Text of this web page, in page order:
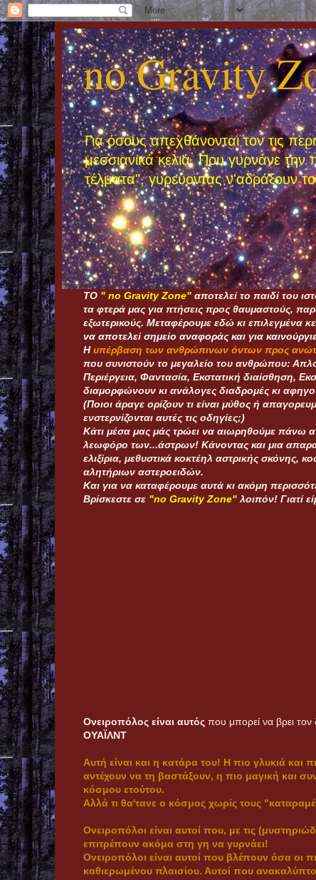
no Gravity
Για όσους απεχθάνονται τον τις
μεσσιανικά κελιά. Που γυρνάνε την
τέλματα", γυρεύοντας ν'αδράξουν
ΤΟ " nο Gravity Zone" αποτελεί το παιδί του
τα φτερά μας για πτήσεις προς θαυμαστούς,
εξωτερικούς. Μεταφέρουμε εδώ κι επιλεγμένα
να αποτελεί σημείο αναφοράς και για
Ηυπέρβαση των ανθρώπινων όντων προς
που συνιστούν το μεγαλείο του ανθρώπου:
Περιέργεια, Φαντασία, Εκστατική διαίσθηση,
διαμορφώνουν κι ανάλογες διαδρομές κι
(Ποιοι άραγε ορίζουν τι είναι μύθος ή
ενστερνίζονται αυτές τις οδηγίες;)
Κάτι μέσα μας μάς τρώει να αιωρηθούμε πάνω
λεωφόρο των...άστρων! Κάνοντας και μια
ελιξίρια, μεθυστικά κοκτέηλ αστρικής
αλητήριων αστεροειδών.
Και για να καταφέρουμε αυτά κι ακόμη
Bρίσκεστε σε "no Gravity Zone" λοιπόν! Γιατί
Ονειροπόλος είναι αυτός που μπορεί να βρει
ΟΥΑΪΛΝΤ
Αυτή είναι και η κατάρα του! Η πιο γλυκιά και
αντέχουν να τη βαστάξουν, η πιο μαγική και
κόσμου ετούτου.
Αλλά τι θα'τανε ο κόσμος χωρίς τους
Ονειροπόλοι είναι αυτοί που, με τις
επιτρέπουν ακόμα στη γη να γυρνάει!
Oνειροπόλοι είναι αυτοί που βλέπουν όσα οι
καθιερωμένου πλαισίου. Αυτοί που